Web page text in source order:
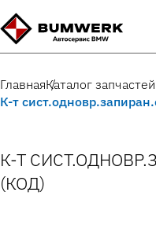
ГлавнаяКаталог
К-т
К-Т
(КОД)